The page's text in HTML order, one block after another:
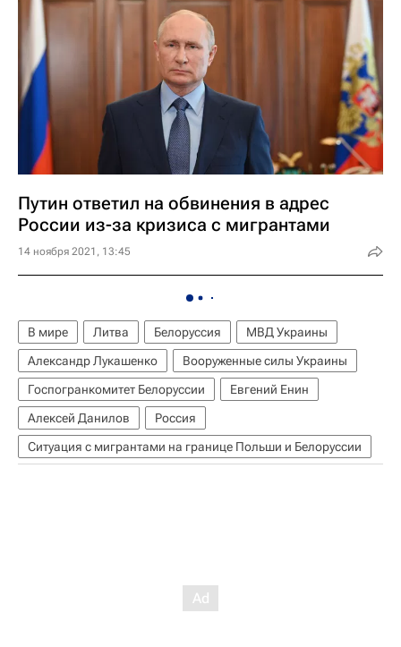
Путин ответил на обвинения в адрес
России из-за кризиса с мигрантами
14 ноября 2021, 13:45
В мире Литва Белоруссия
МВД Украины
Александр Лукашенко
Вооруженные силы Украины
Госпогранкомитет Белоруссии
Евгений Енин
Алексей Данилов
Россия
Ситуация с мигрантами на границе Польши и Белоруссии